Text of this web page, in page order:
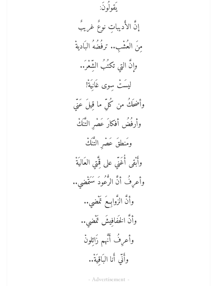
يَقولُونَ:
إنَّ الأَديباتِ نوعٌ غريبٌ
مِنَ العُشْبِ.. ترفُضُهُ البَاديةْ
وإنَّ التي تكتُبُ الشِّعْرَ..
ليسَتْ سِوى غَانِيَةْ!
وأضحَكُ من كُلِّ ما قِيلَ عَنّي
وأرفُضُ أفكارَ عَصْرِ التَّنَكْ
ومَنطقَ عَصْرِ التَّنَكْ
وأَبْقى أُغَنّي على قِمَّتي العَاليَةْ
وأعرِفُ أنَّ الرُّعُودَ سَتَمْضي..
وأنَّ الزَّوابِعَ تَمْضي..
وأنَّ الخَفافِيشَ تَمْضي..
وأعرِفُ أَنَّهم زَائِلونْ
وأَنّي أَنا البَاقِيَةْ..
- Advertisement -